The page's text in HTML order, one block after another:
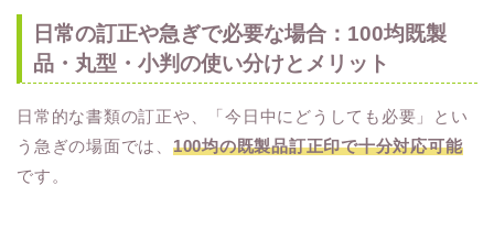
日常の訂正や急ぎで必要な場合：100均既製
品・丸型・小判の使い分けとメリット
日常的な書類の訂正や、「今日中にどうしても必要」とい
う急ぎの場面では、 100均の既製品訂正印で十分対応可能
です。